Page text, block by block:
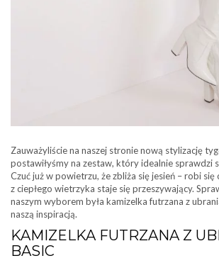
Zauważyliście na naszej stronie nową stylizację
postawiłyśmy na zestaw, który idealnie sprawdzi
Czuć już w powietrzu, że zbliża się jesień – robi
z ciepłego wietrzyka staje się przeszywający.
naszym wyborem była kamizelka futrzana z
naszą inspiracją.
KAMIZELKA FUTRZANA Z
BASIC